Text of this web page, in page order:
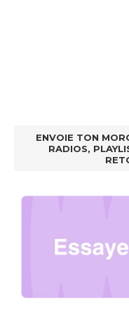
ENVOIE TON
RADIOS,